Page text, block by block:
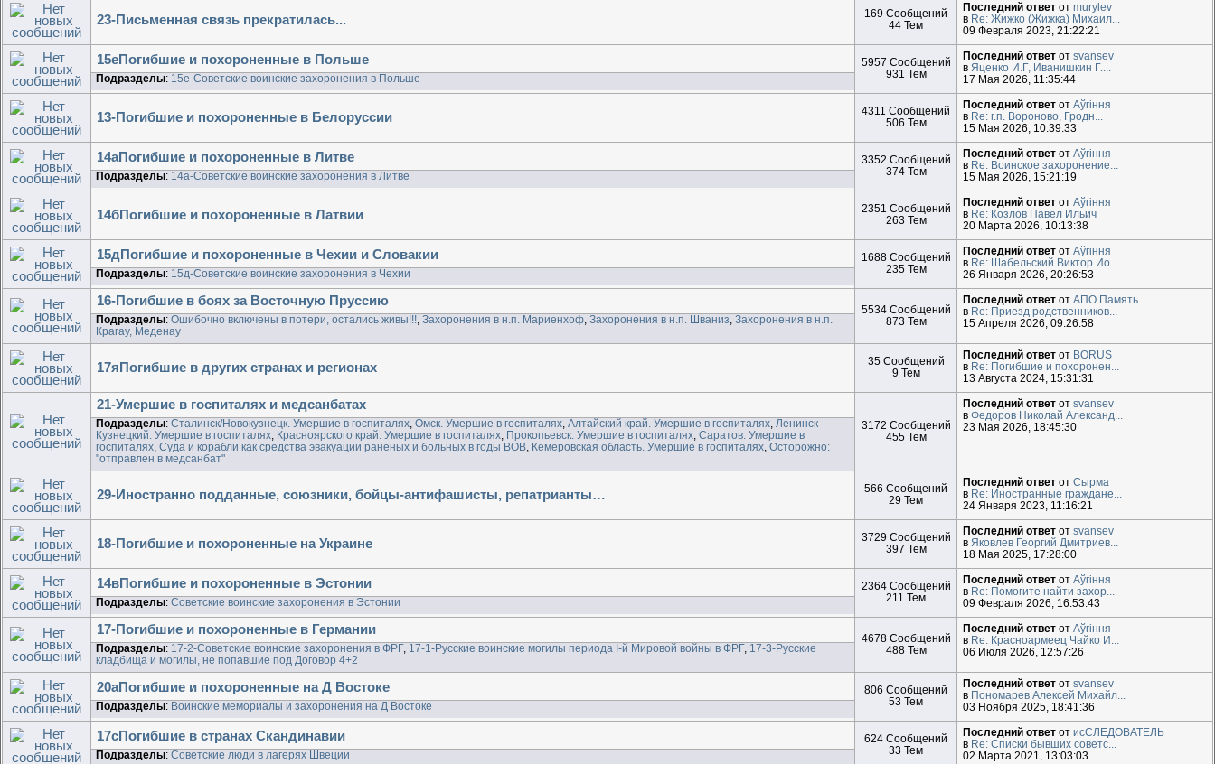
23-Письменная связь прекратилась...
169 Сообщений
44 Тем
Последний ответ отmurylev
в Re: Жижко (Жижка) Михаил...
09 Февраля 2023, 21:22:21
15еПогибшие и похороненные в Польше
Подразделы: 15е-Советские воинские захоронения в Польше
5957 Сообщений
931 Тем
Последний ответ отsvansev
вЯценко И.Г, Иванишкин Г....
17 Мая 2026, 11:35:44
13-Погибшие и похороненные в Белоруссии
4311 Сообщений
506 Тем
Последний ответ отAўгiння
в Re: г.п. Вороново, Гродн...
15 Мая 2026, 10:39:33
14аПогибшие и похороненные в Литве
Подразделы: 14а-Советские воинские захоронения в Литве
3352 Сообщений
374 Тем
Последний ответ отAўгiння
в Re: Воинское захоронение...
15 Мая 2026, 15:21:19
14бПогибшие и похороненные в Латвии
2351 Сообщений
263 Тем
Последний ответ отAўгiння
в Re: Козлов Павел Ильич
20 Марта 2026, 10:13:38
15дПогибшие и похороненные в Чехии и Словакии
Подразделы: 15д-Советские воинские захоронения в Чехии
1688 Сообщений
235 Тем
Последний ответ отAўгiння
в Re: Шабельский Виктор Ио...
26 Января 2026, 20:26:53
16-Погибшие в боях за Восточную Пруссию
Подразделы: Ошибочно включены в потери, остались живы!!!, Захоронения в н.п. Мариенхоф, Захоронения в н.п. Шваниз, Захоронения в н.п.
Крагау, Меденау
5534 Сообщений
873 Тем
Последний ответ отАПО Память
в Re: Приезд родственников...
15 Апреля 2026, 09:26:58
17яПогибшие в других странах и регионах
35 Сообщений
9 Тем
Последний ответ от BORUS
в Re: Погибшие и похоронен...
13 Августа 2024, 15:31:31
21-Умершие в госпиталях и медсанбатах
Подразделы: Сталинск/Новокузнецк. Умершие в госпиталях, Омск. Умершие в госпиталях, Алтайский край. Умершие в госпиталях, Ленинск-
Кузнецкий. Умершие в госпиталях, Красноярского край. Умершие в госпиталях, Прокопьевск. Умершие в госпиталях, Саратов. Умершие в
госпиталях, Суда и корабли как средства эвакуации раненых и больных в годы ВОВ, Кемеровская область. Умершие в госпиталях, Осторожно:
"отправлен в медсанбат"
3172 Сообщений
455 Тем
Последний ответ отsvansev
вФедоров Николай Александ...
23 Мая 2026, 18:45:30
29-Иностранно подданные, союзники, бойцы-антифашисты, репатрианты…
566 Сообщений
29 Тем
Последний ответ отСырма
в Re: Иностранные граждане...
24 Января 2023, 11:16:21
18-Погибшие и похороненные на Украине
3729 Сообщений
397 Тем
Последний ответ отsvansev
вЯковлев Георгий Дмитриев...
18 Мая 2025, 17:28:00
14вПогибшие и похороненные в Эстонии
Подразделы: Советские воинские захоронения в Эстонии
2364 Сообщений
211 Тем
Последний ответ отAўгiння
в Re: Помогите найти захор...
09 Февраля 2026, 16:53:43
17-Погибшие и похороненные в Германии
Подразделы: 17-2-Советские воинские захоронения в ФРГ, 17-1-Русские воинские могилы периода I-й Мировой войны в ФРГ, 17-3-Русские
кладбища и могилы, не попавшие под Договор 4+2
4678 Сообщений
488 Тем
Последний ответ отAўгiння
в Re: Красноармеец Чайко И...
06 Июля 2026, 12:57:26
20аПогибшие и похороненные на Д Востоке
Подразделы: Воинские мемориалы и захоронения на Д Востоке
806 Сообщений
53 Тем
Последний ответ отsvansev
в Пономарев Алексей Михайл...
03 Ноября 2025, 18:41:36
17сПогибшие в странах Скандинавии
Подразделы: Советские люди в лагерях Швеции
624 Сообщений
33 Тем
Последний ответ отисСЛЕДОВАТЕЛЬ
в Re: Списки бывших советс...
02 Марта 2021, 13:03:03